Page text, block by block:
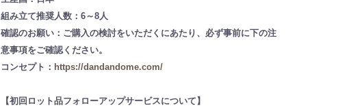
組み立て推奨人数：6～8人
確認のお願い：ご購入の検討をいただくにあたり、必ず事前に下の注
意事項をご確認ください。
コンセプト： https://dandandome.com/
【初回ロット品フォローアップサービスについて】